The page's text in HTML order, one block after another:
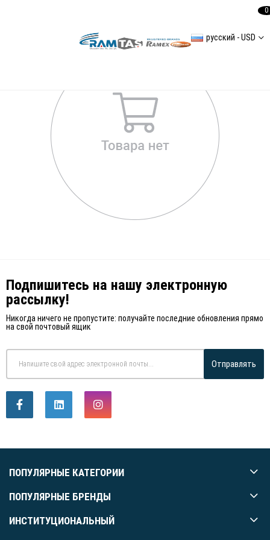
русский - USD
0
Подпишитесь на нашу электронную
рассылку!
Никогда ничего не пропустите: получайте последние обновления прямо
на свой почтовый ящик
Отправлять
ПОПУЛЯРНЫЕ КАТЕГОРИИ
ПОПУЛЯРНЫЕ БРЕНДЫ
ИНСТИТУЦИОНАЛЬНЫЙ